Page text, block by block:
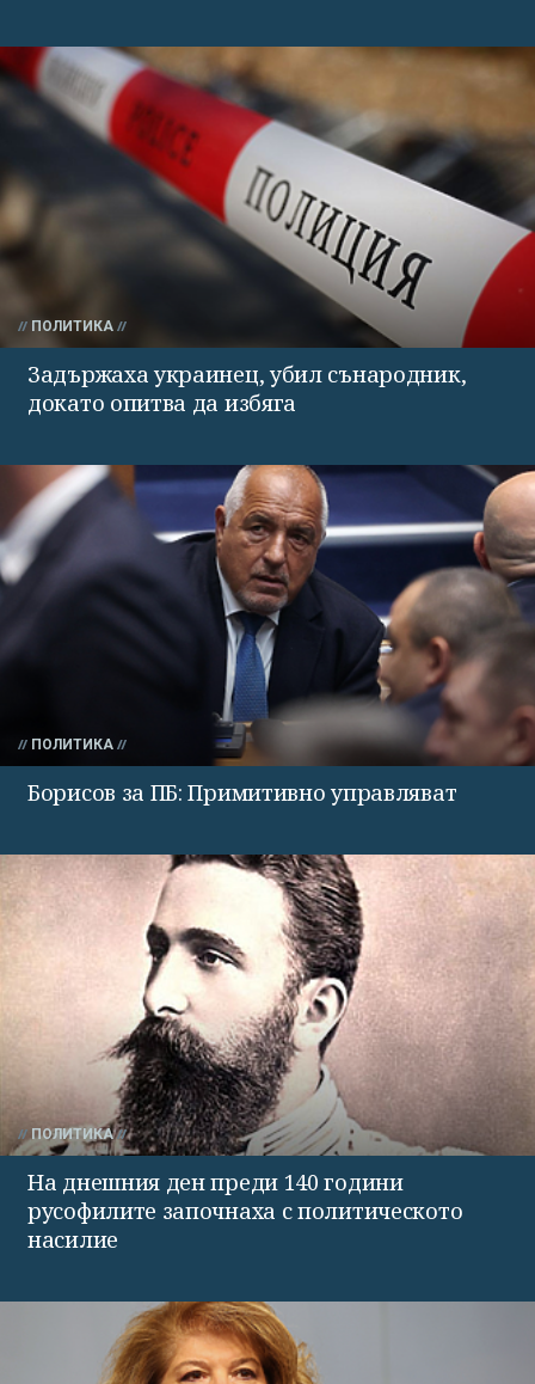
ПОЛИТИКА
Задържаха украинец, убил сънародник,
докато опитва да избяга
ПОЛИТИКА
Борисов за ПБ: Примитивно управляват
ПОЛИТИКА
На днешния ден преди 140 години
русофилите започнаха с политическото
насилие